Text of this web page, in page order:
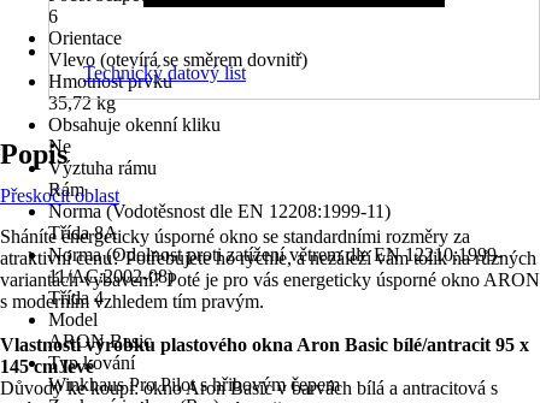
6
Orientace
Vlevo (otevírá se směrem dovnitř)
Hmotnost prvku
35,72 kg
Obsahuje okenní kliku
Ne
Výztuha rámu
Rám
Norma (Vodotěsnost dle EN 12208:1999-11)
Třída 8A
Norma (Odolnost proti zatížení větrem dle EN 12210:1999-
11/AC:2002-08)
Třída 4
Model
ARON Basic
Typ kování
Winkhaus Pro Pilot s hřibovým čepem
Technický datový list
Popis
Přeskočit oblast
Sháníte energeticky úsporné okno se standardními rozměry za
atraktivní cenu? Potřebujete ho rychle, a nezáleží vám tolik na různých
variantách vybavení? Poté je pro vás energeticky úsporné okno ARON
s moderním vzhledem tím pravým.
Vlastnosti výrobku plastového okna Aron Basic bílé/antracit 95 x
145 cm levé
Důvody ke koupi: okno Aron Basic v barvách bílá a antracitová s